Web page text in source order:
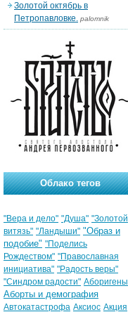
Золотой октябрь в
Петропавловке. palomnik
Облако тегов
"Вера и дело" "Душа" "Золотой
витязь" "Ландыши" "Образ и
подобие" "Поделись
Рождеством" "Православная
инициатива" "Радость веры"
"Синдром радости" Аборигены
Аборты и демография
Автокатастрофа Аксиос Акция